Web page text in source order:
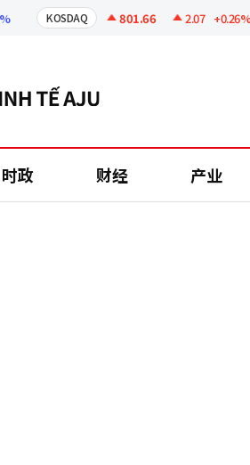
KOSDAQ 801.66 2.07 +0.26%
时政 财经 产业